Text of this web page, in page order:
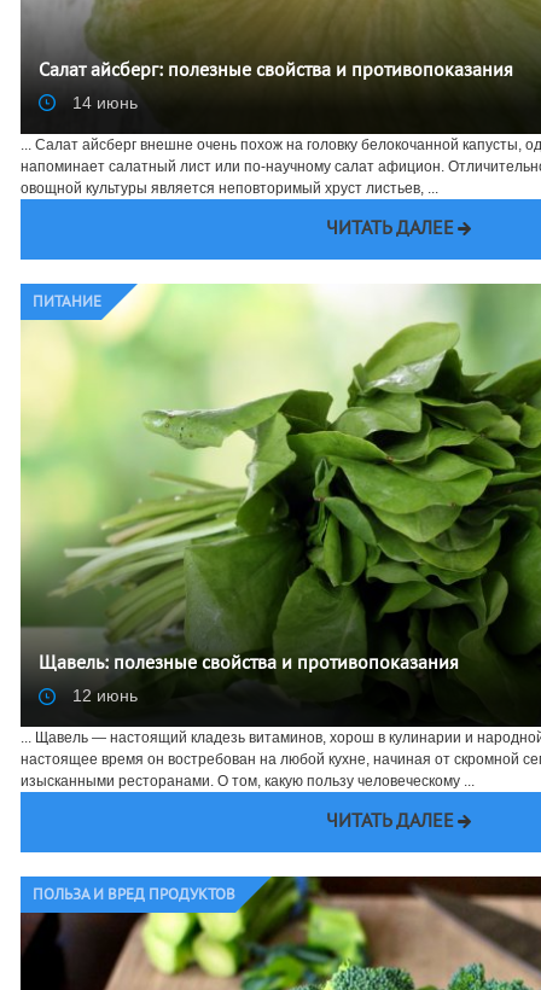
Салат айсберг: полезные свойства и противопоказания
14 июнь
... Салат айсберг внешне очень похож на головку белокочанной капусты,
напоминает салатный лист или по-научному салат афицион.
овощной культуры является неповторимый хруст листьев, ...
ЧИТАТЬ ДАЛЕЕ
ПИТАНИЕ
Щавель: полезные свойства и противопоказания
12 июнь
... Щавель — настоящий кладезь витаминов, хорош в кулинарии и
настоящее время он востребован на любой кухне, начиная от скромной
изысканными ресторанами. О том, какую пользу человеческому ...
ЧИТАТЬ ДАЛЕЕ
ПОЛЬЗА И ВРЕД ПРОДУКТОВ